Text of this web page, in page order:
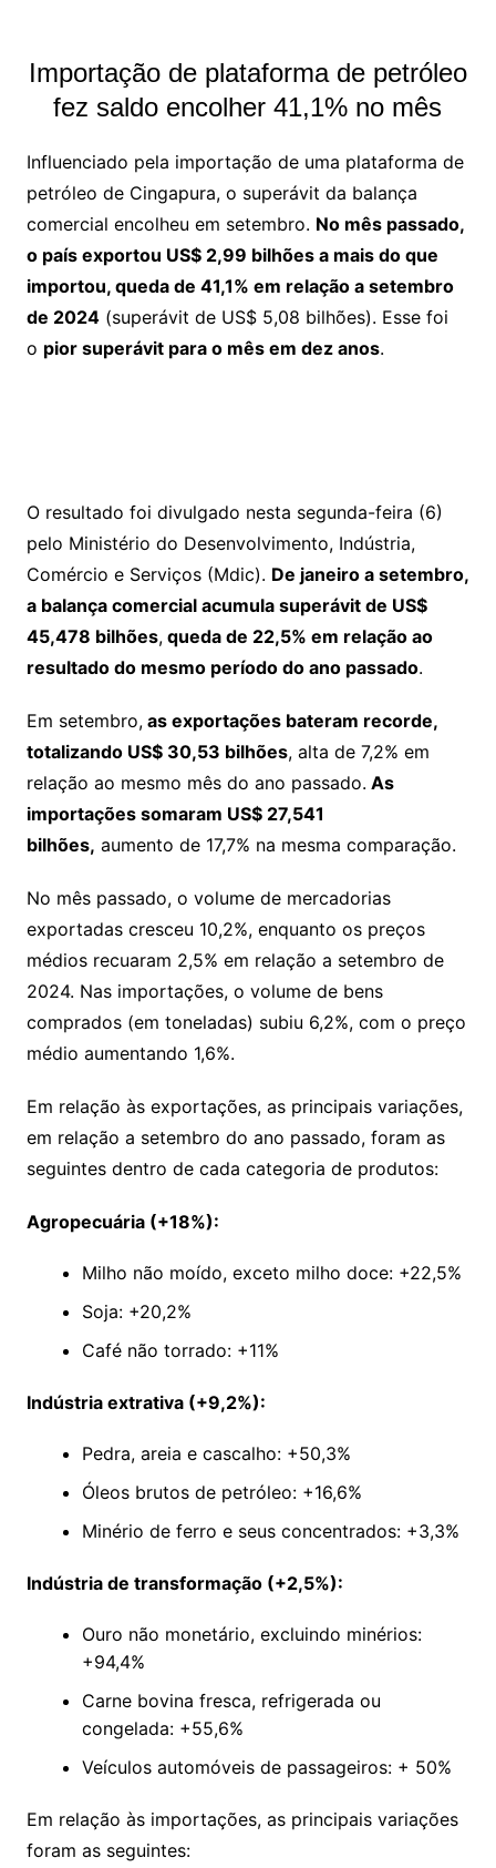
Importação de plataforma de petróleo
fez saldo encolher 41,1% no mês
Influenciado pela importação de uma plataforma de
petróleo de Cingapura, o superávit da balança
comercial encolheu em setembro. No mês passado,
o país exportou US$ 2,99 bilhões a mais do que
importou, queda de 41,1% em relação a setembro
de 2024(superávit de US$ 5,08 bilhões). Esse foi
o pior superávit para o mês em dez anos.
O resultado foi divulgado nesta segunda-feira (6)
pelo Ministério do Desenvolvimento, Indústria,
Comércio e Serviços (Mdic). De janeiro a setembro,
a balança comercial acumula superávit de US$
45,478 bilhões,queda de 22,5% em relação ao
resultado do mesmo período do ano passado.
Em setembro,as exportações bateram recorde,
totalizando US$ 30,53 bilhões, alta de 7,2% em
relação ao mesmo mês do ano passado. As
importações somaram US$ 27,541
bilhões, aumento de 17,7% na mesma comparação.
No mês passado, o volume de mercadorias
exportadas cresceu 10,2%, enquanto os preços
médios recuaram 2,5% em relação a setembro de
2024. Nas importações, o volume de bens
comprados (em toneladas) subiu 6,2%, com o preço
médio aumentando 1,6%.
Em relação às exportações, as principais variações,
em relação a setembro do ano passado, foram as
seguintes dentro de cada categoria de produtos:
Agropecuária (+18%):
Milho não moído, exceto milho doce: +22,5%
Soja: +20,2%
Café não torrado: +11%
Indústria extrativa (+9,2%):
Pedra, areia e cascalho: +50,3%
Óleos brutos de petróleo: +16,6%
Minério de ferro e seus concentrados: +3,3%
Indústria de transformação (+2,5%):
Ouro não monetário, excluindo minérios:
+94,4%
Carne bovina fresca, refrigerada ou
congelada: +55,6%
Veículos automóveis de passageiros: + 50%
Em relação às importações, as principais variações
foram as seguintes: